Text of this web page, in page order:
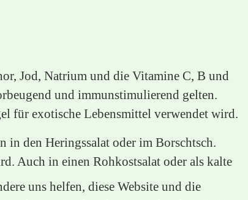
Jod, Natrium und die Vitamine C, B und
und immunstimulierend gelten.
für exotische Lebensmittel verwendet wird.
in den Heringssalat oder im Borschtsch.
Auch in einen Rohkostsalat oder als kalte
uns helfen, diese Website und die